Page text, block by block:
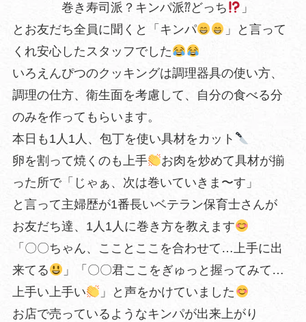
巻き寿司派？キンパ派⁇どっち
」
とお友だち全員に聞くと「キンパ
」と言って
くれ安心したスタッフでした
いろえんぴつのクッキングは調理器具の使い方、
調理の仕方、衛生面を考慮して、自分の食べる分
のみを作ってもらいます。
本日も1人1人、包丁を使い具材をカット
卵を割って焼くのも上手
お肉を炒めて具材が揃
った所で「じゃぁ、次は巻いていきま〜す」
と言って主婦歴が1番長いベテラン保育士さんが
お友だち達、1人1人に巻き方を教えます
「〇〇ちゃん、こことここを合わせて…上手に出
来てる
」「〇〇君ここをぎゅっと握ってみて…
上手い上手い
」と声をかけていました
お店で売っているようなキンパが出来上がり